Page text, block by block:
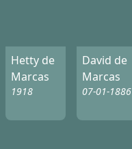
Hetty de
Marcas
1918
David de
Marcas
07-01-1886